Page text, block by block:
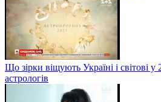
Що зірки віщують Україні і світові у
астрологів